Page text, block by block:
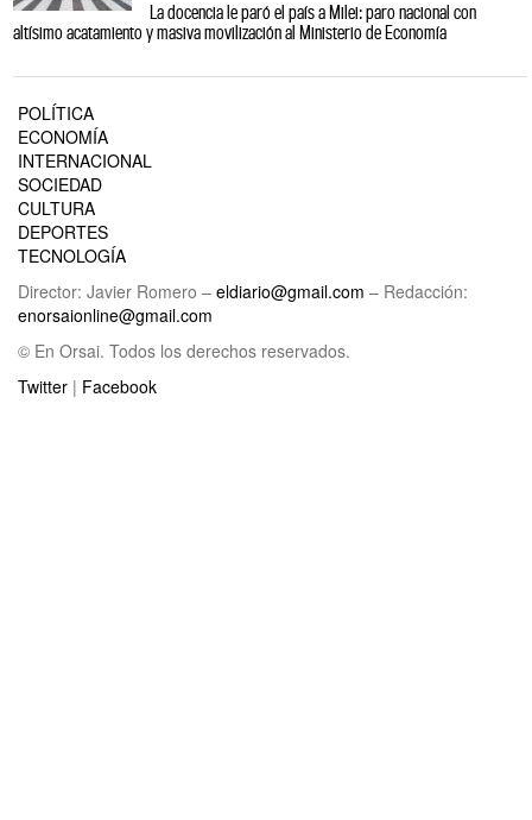
La docencia le paró el país a Milei: paro nacional con
altísimo acatamiento y masiva movilización al Ministerio de Economía
POLÍTICA
ECONOMÍA
INTERNACIONAL
SOCIEDAD
CULTURA
DEPORTES
TECNOLOGÍA
Director: Javier Romero – eldiario@gmail.com – Redacción:
enorsaionline@gmail.com
© En Orsai. Todos los derechos reservados.
Twitter | Facebook